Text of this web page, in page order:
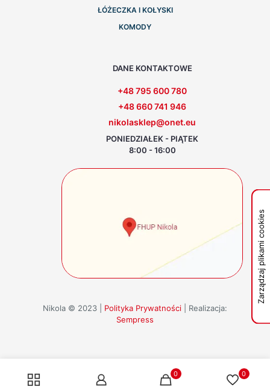
ŁÓŻECZKA I KOŁYSKI
KOMODY
DANE KONTAKTOWE
+48 795 600 780
+48 660 741 946
nikolasklep@onet.eu
PONIEDZIAŁEK - PIĄTEK
8:00 - 16:00
Nikola © 2023 | Polityka Prywatności | Realizacja:
Sempress
0 0
Zarządzaj plikami cookies